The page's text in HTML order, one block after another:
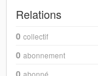
Relations
0 collectif
0 abonnement
0 abonné